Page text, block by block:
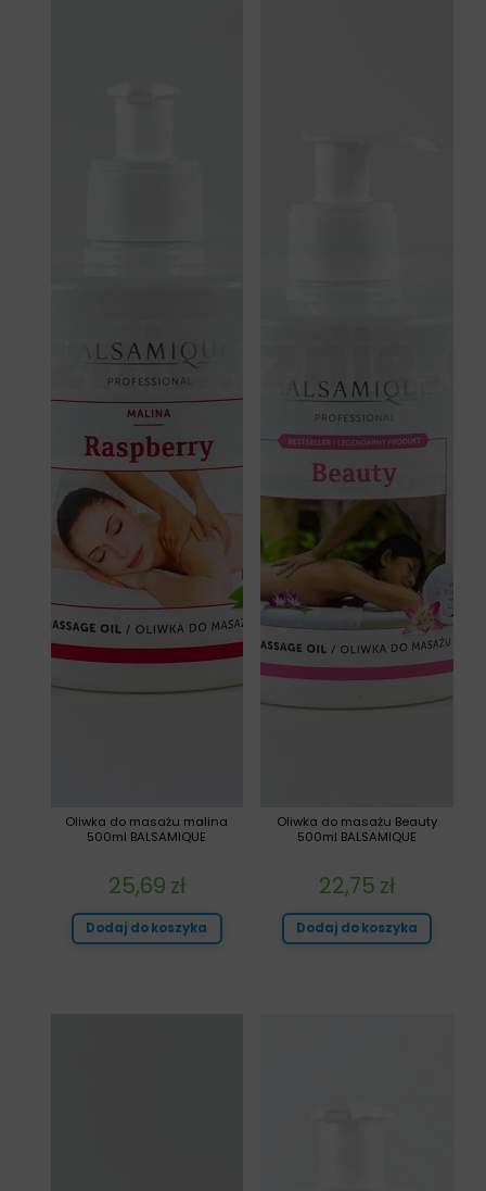
Oliwka do masażu Beauty
500ml BALSAMIQUE
22,75 zł
Dodaj do koszyka
Oliwka do masażu malina
500ml BALSAMIQUE
25,69 zł
Dodaj do koszyka